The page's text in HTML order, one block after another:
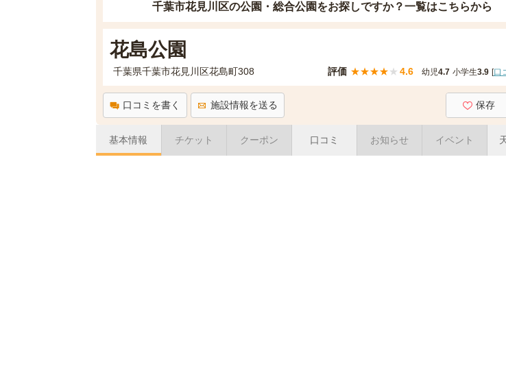
千葉市花見川区の公園・総合公園をお探しですか？一覧はこちらから
花島公園
千葉県千葉市花見川区花島町308 評価 ★★★★★ 4.6 幼児4.7 小学生3.9 [口
口コミを書く 施設情報を送る 保存
基本情報 チケット クーポン 口コミ お知らせ イベント